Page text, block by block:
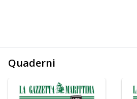
Quaderni